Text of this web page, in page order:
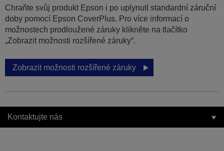
Chraňte svůj produkt Epson i po uplynutí standardní záruční
doby pomocí Epson CoverPlus. Pro více informací o
možnostech prodloužené záruky klikněte na tlačítko
„Zobrazit možnosti rozšířené záruky“.
Zobrazit možnosti rozšířené záruky
Kontaktujte nás